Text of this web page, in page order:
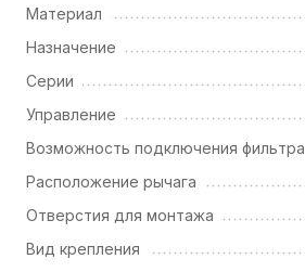
Материал
Назначение
Серии
Управление
Возможность подключения фильтра
Расположение рычага
Отверстия для монтажа
Вид крепления